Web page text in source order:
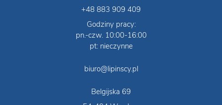
+48 883 909 409
Godziny pracy:
pn.-czw. 10:00-16:00
pt: nieczynne
biuro@lipinscy.pl
Belgijska 69